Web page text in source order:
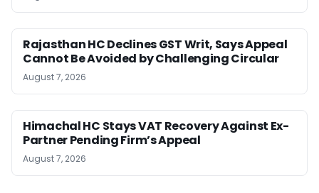
Rajasthan HC Declines GST Writ, Says Appeal
Cannot Be Avoided by Challenging Circular
August 7, 2026
Himachal HC Stays VAT Recovery Against Ex-
Partner Pending Firm’s Appeal
August 7, 2026